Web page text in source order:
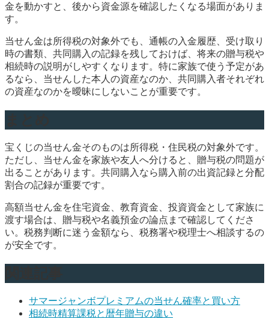
金を動かすと、後から資金源を確認したくなる場面がありま
す。
当せん金は所得税の対象外でも、通帳の入金履歴、受け取り
時の書類、共同購入の記録を残しておけば、将来の贈与税や
相続時の説明がしやすくなります。特に家族で使う予定があ
るなら、当せんした本人の資産なのか、共同購入者それぞれ
の資産なのかを曖昧にしないことが重要です。
宝くじの当せん金そのものは所得税・住民税の対象外です。
ただし、当せん金を家族や友人へ分けると、贈与税の問題が
出ることがあります。共同購入なら購入前の出資記録と分配
割合の記録が重要です。
高額当せん金を住宅資金、教育資金、投資資金として家族に
渡す場合は、贈与税や名義預金の論点まで確認してくださ
い。税務判断に迷う金額なら、税務署や税理士へ相談するの
が安全です。
サマージャンボプレミアムの当せん確率と買い方
相続時精算課税と暦年贈与の違い